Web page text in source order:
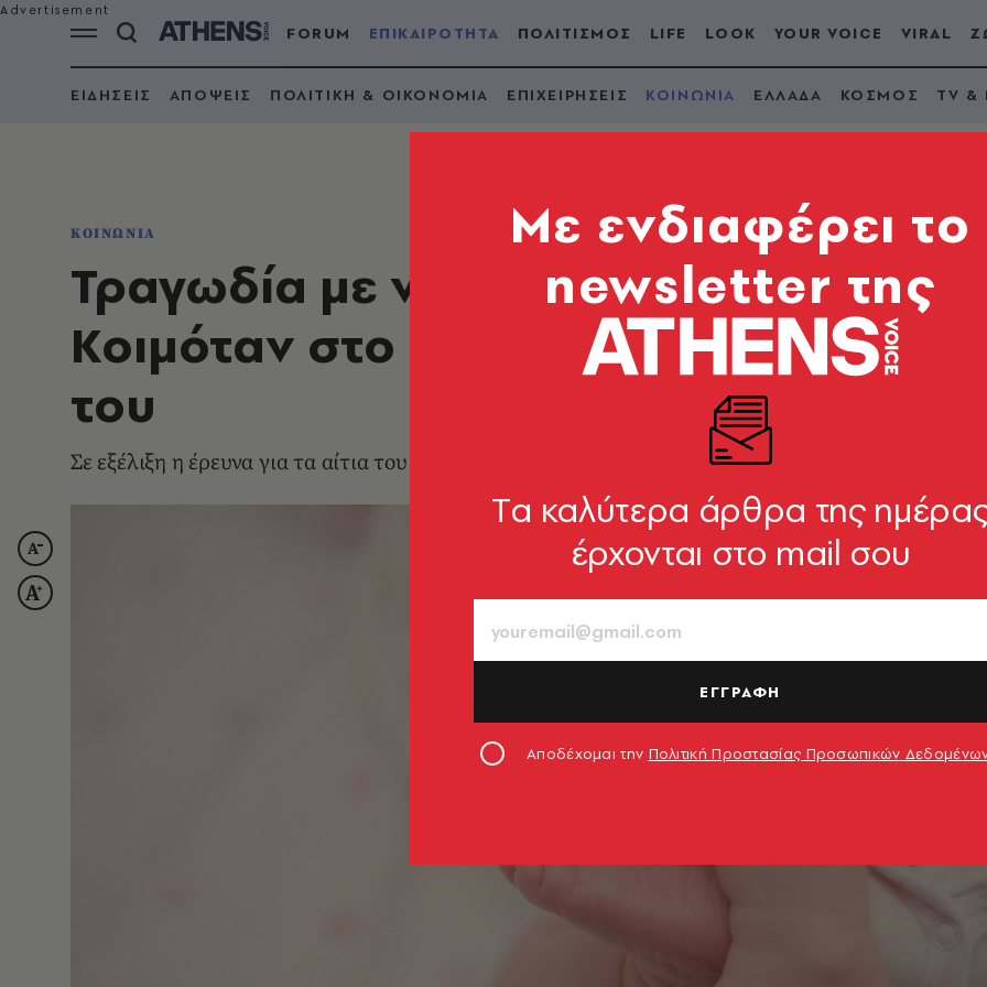
FORUM ΕΠΙΚΑΙΡΟΤΗΤΑ ΠΟΛΙΤΙΣΜΟΣ LIFE LOOK YOUR VOICE VIRAL
ΕΙΔΗΣΕΙΣ ΑΠΟΨΕΙΣ ΠΟΛΙΤΙΚΗ & ΟΙΚΟΝΟΜΙΑ ΕΠΙΧΕΙΡΗΣΕΙΣ ΚΟΙΝΩΝΙΑ ΕΛΛΑΔΑ ΚΟΣΜΟΣ TV &
ΚΟΙΝΩΝΙΑ
Τραγωδία με νεκρό βρέφος 5 μηνών
Κοιμόταν στο ίδιο κρεβάτι με τους
του
Σε εξέλιξη η έρευνα για τα αίτια του θανάτου
Mε ενδιαφέρει το
newsletter της
Tα καλύτερα άρθρα της
έρχονται στο mail σου
ΕΓΓΡΑΦΗ
Αποδέχομαι την Πολιτική Προστασίας Προσωπικών